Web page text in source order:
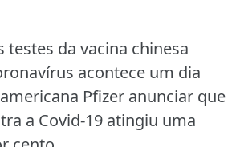
testes da vacina chinesa
acontece um dia
Pfizer anunciar que
a Covid-19 atingiu uma